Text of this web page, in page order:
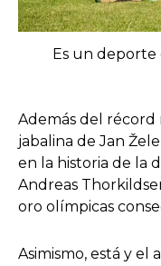
Es un
Además del
jabalina de Jan
en la historia de la
Andreas
oro olímpicas
Asimismo, está y el